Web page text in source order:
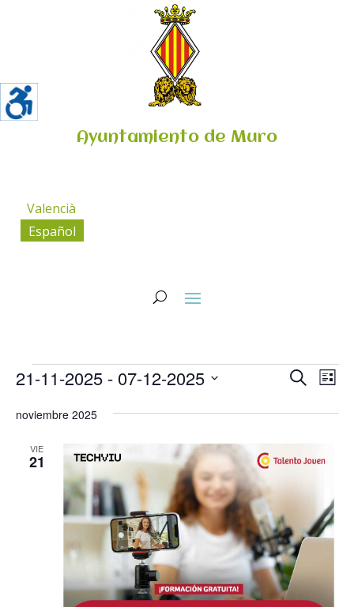
Ayuntamiento de Muro
Valencià
Español
Eventos
vistas
de
Buscar
de
Lista
21-11-2025 - 07-12-2025
la
fecha.
noviembre 2025
VIE
21